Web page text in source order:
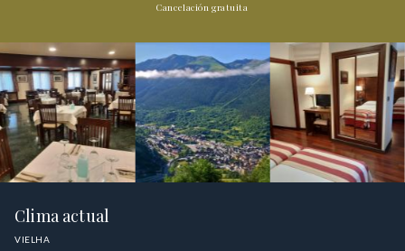
Cancelación gratuita
Clima actual
VIELHA